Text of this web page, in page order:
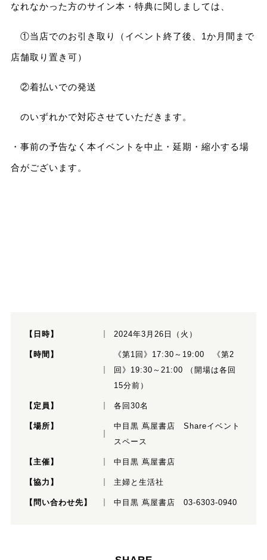
なれなかった方のサイン本・特典に関しましては、
①当店でのお引き取り（イベント終了後、1か月間まで
店舗取り置き可）
②着払いでの発送
のいずれかで対応させていただきます。
・事前の予告なく本イベントを中止・延期・縮小する場
合がございます。
【日時】 2024年3月26日（火）
【時間】
《第1回》17:30～19:00 《第2
回》19:30～21:00 （開場は各回
15分前）
【定員】 各回30名
【場所】
中目黒 蔦屋書店 Shareイベント
スペース
【主催】 中目黒 蔦屋書店
【協力】 主婦と生活社
【問い合わせ先】 中目黒 蔦屋書店 03-6303-0940